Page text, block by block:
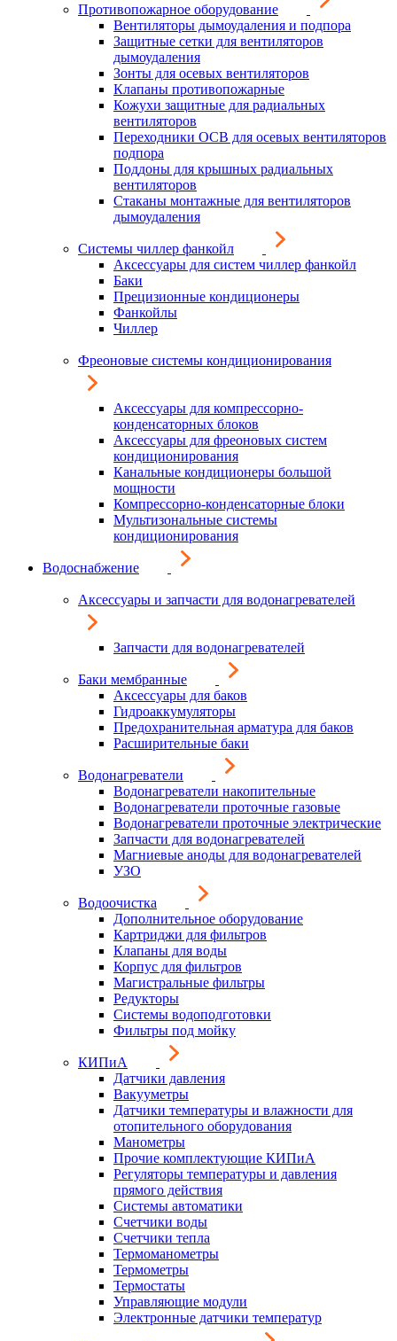
Противопожарное оборудование
Вентиляторы дымоудаления и подпора
Защитные сетки для вентиляторов
дымоудаления
Зонты для осевых вентиляторов
Клапаны противопожарные
Кожухи защитные для радиальных
вентиляторов
Переходники ОСВ для осевых вентиляторов
подпора
Поддоны для крышных радиальных
вентиляторов
Стаканы монтажные для вентиляторов
дымоудаления
Системы чиллер фанкойл
Аксессуары для систем чиллер фанкойл
Баки
Прецизионные кондиционеры
Фанкойлы
Чиллер
Фреоновые системы кондиционирования
Аксессуары для компрессорно-
конденсаторных блоков
Аксессуары для фреоновых систем
кондиционирования
Канальные кондиционеры большой
мощности
Компрессорно-конденсаторные блоки
Мультизональные системы
кондиционирования
Водоснабжение
Аксессуары и запчасти для водонагревателей
Запчасти для водонагревателей
Баки мембранные
Аксессуары для баков
Гидроаккумуляторы
Предохранительная арматура для баков
Расширительные баки
Водонагреватели
Водонагреватели накопительные
Водонагреватели проточные газовые
Водонагреватели проточные электрические
Запчасти для водонагревателей
Магниевые аноды для водонагревателей
УЗО
Водоочистка
Дополнительное оборудование
Картриджи для фильтров
Клапаны для воды
Корпус для фильтров
Магистральные фильтры
Редукторы
Системы водоподготовки
Фильтры под мойку
КИПиА
Датчики давления
Вакууметры
Датчики температуры и влажности для
отопительного оборудования
Манометры
Прочие комплектующие КИПиА
Регуляторы температуры и давления
прямого действия
Системы автоматики
Счетчики воды
Счетчики тепла
Термоманометры
Термометры
Термостаты
Управляющие модули
Электронные датчики температур